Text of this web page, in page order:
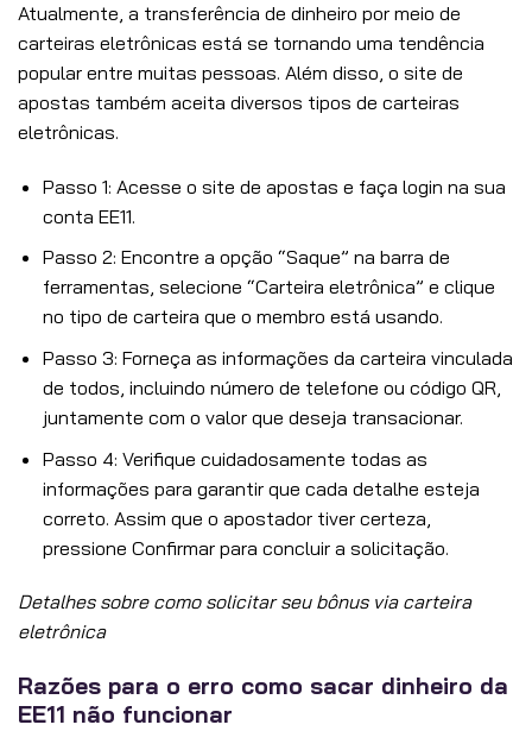
Atualmente, a transferência de dinheiro por meio de
carteiras eletrônicas está se tornando uma tendência
popular entre muitas pessoas. Além disso, o site de
apostas também aceita diversos tipos de carteiras
eletrônicas.
Passo 1: Acesse o site de apostas e faça login na sua
conta EE11.
Passo 2: Encontre a opção “Saque” na barra de
ferramentas, selecione “Carteira eletrônica” e clique
no tipo de carteira que o membro está usando.
Passo 3: Forneça as informações da carteira vinculada
de todos, incluindo número de telefone ou código QR,
juntamente com o valor que deseja transacionar.
Passo 4: Verifique cuidadosamente todas as
informações para garantir que cada detalhe esteja
correto. Assim que o apostador tiver certeza,
pressione Confirmar para concluir a solicitação.
Detalhes sobre como solicitar seu bônus via carteira
eletrônica
Razões para o erro como sacar dinheiro da
EE11 não funcionar